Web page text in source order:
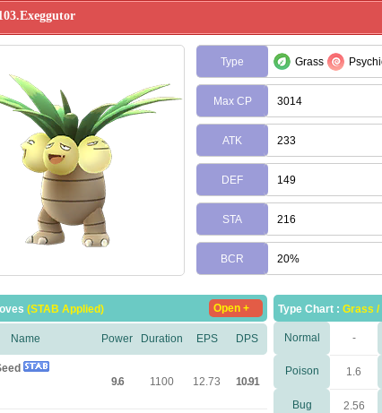
Type Grass
Max CP 3014
ATK 233
DEF 149
STA 216
BCR 20%
(STAB Applied) Open +
Name Power Duration EPS DPS
9.6 1100 12.73 10.91
Type Chart : Grass
Normal -
Poison 1.6
Bug 2.56